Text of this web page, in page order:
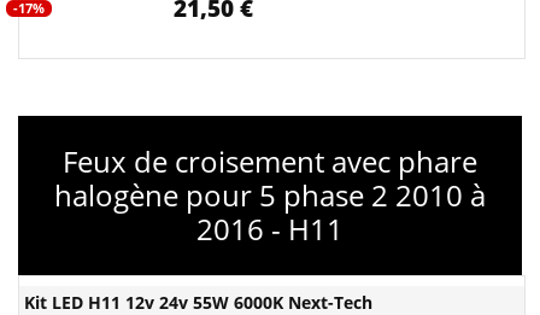
-17% 21,50 €
Feux de croisement avec phare
halogène pour 5 phase 2 2010 à
2016 - H11
Kit LED H11 12v 24v 55W 6000K Next-Tech